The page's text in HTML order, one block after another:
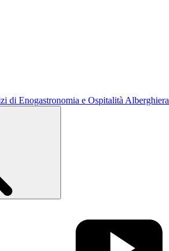
di Enogastronomia e Ospitalità Alberghiera